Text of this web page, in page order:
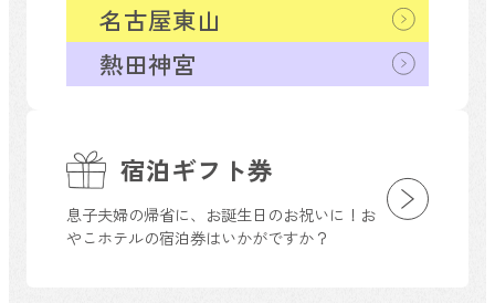
宿泊ギフト券
息子夫婦の帰省に、お誕生日のお祝いに！お
やこホテルの宿泊券はいかがですか？
熱田神宮
名古屋東山